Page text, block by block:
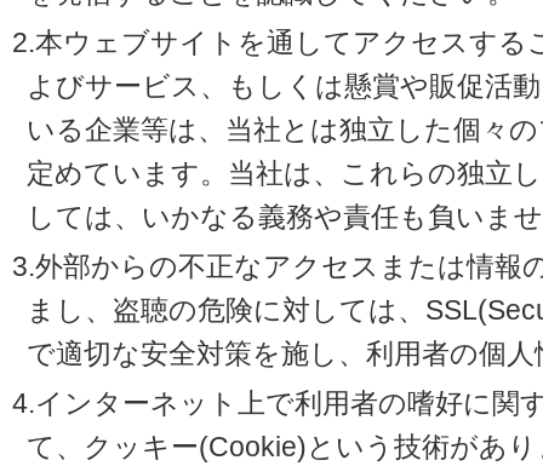
2.本ウェブサイトを通してアクセスする
よびサービス、もしくは懸賞や販促活
いる企業等は、当社とは独立した個々
定めています。当社は、これらの独立
しては、いかなる義務や責任も負いま
3.外部からの不正なアクセスまたは情報
まし、盗聴の危険に対しては、
で適切な安全対策を施し、利用者の個
4.インターネット上で利用者の嗜好に関
て、クッキー(Cookie)という技術があ